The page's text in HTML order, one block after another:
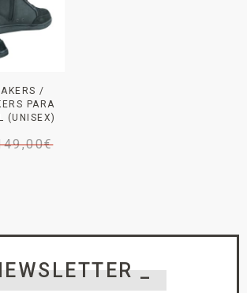
/
PARA
(UNISEX)
€
_